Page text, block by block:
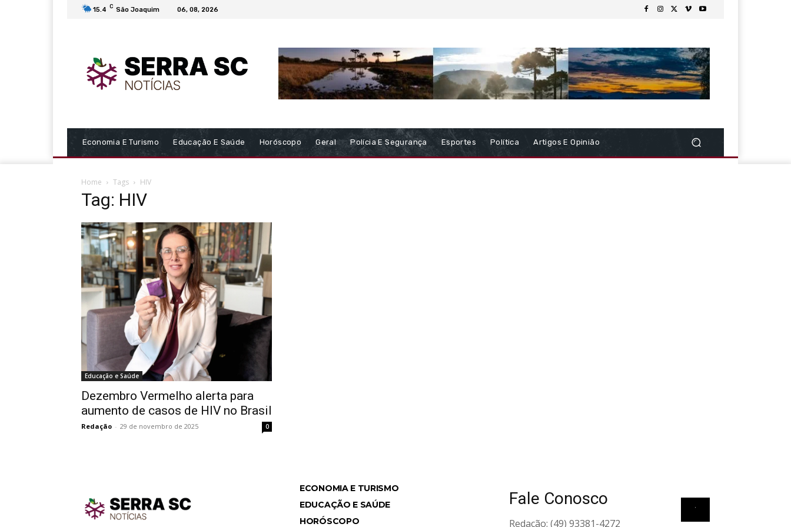
15.4 C São Joaquim 06, 08, 2026
Economia E Turismo Educação E Saúde Horóscopo Geral Polícia E Segurança Esportes Política Artigos E Opinião
Home Tags HIV
Tag: HIV
Educação e Saúde
Dezembro Vermelho alerta para
aumento de casos de HIV no Brasil
Redação - 29 de novembro de 2025 0
ECONOMIA E TURISMO
EDUCAÇÃO E SAÚDE
HORÓSCOPO
Fale Conosco
Redação: (49) 93381-4272